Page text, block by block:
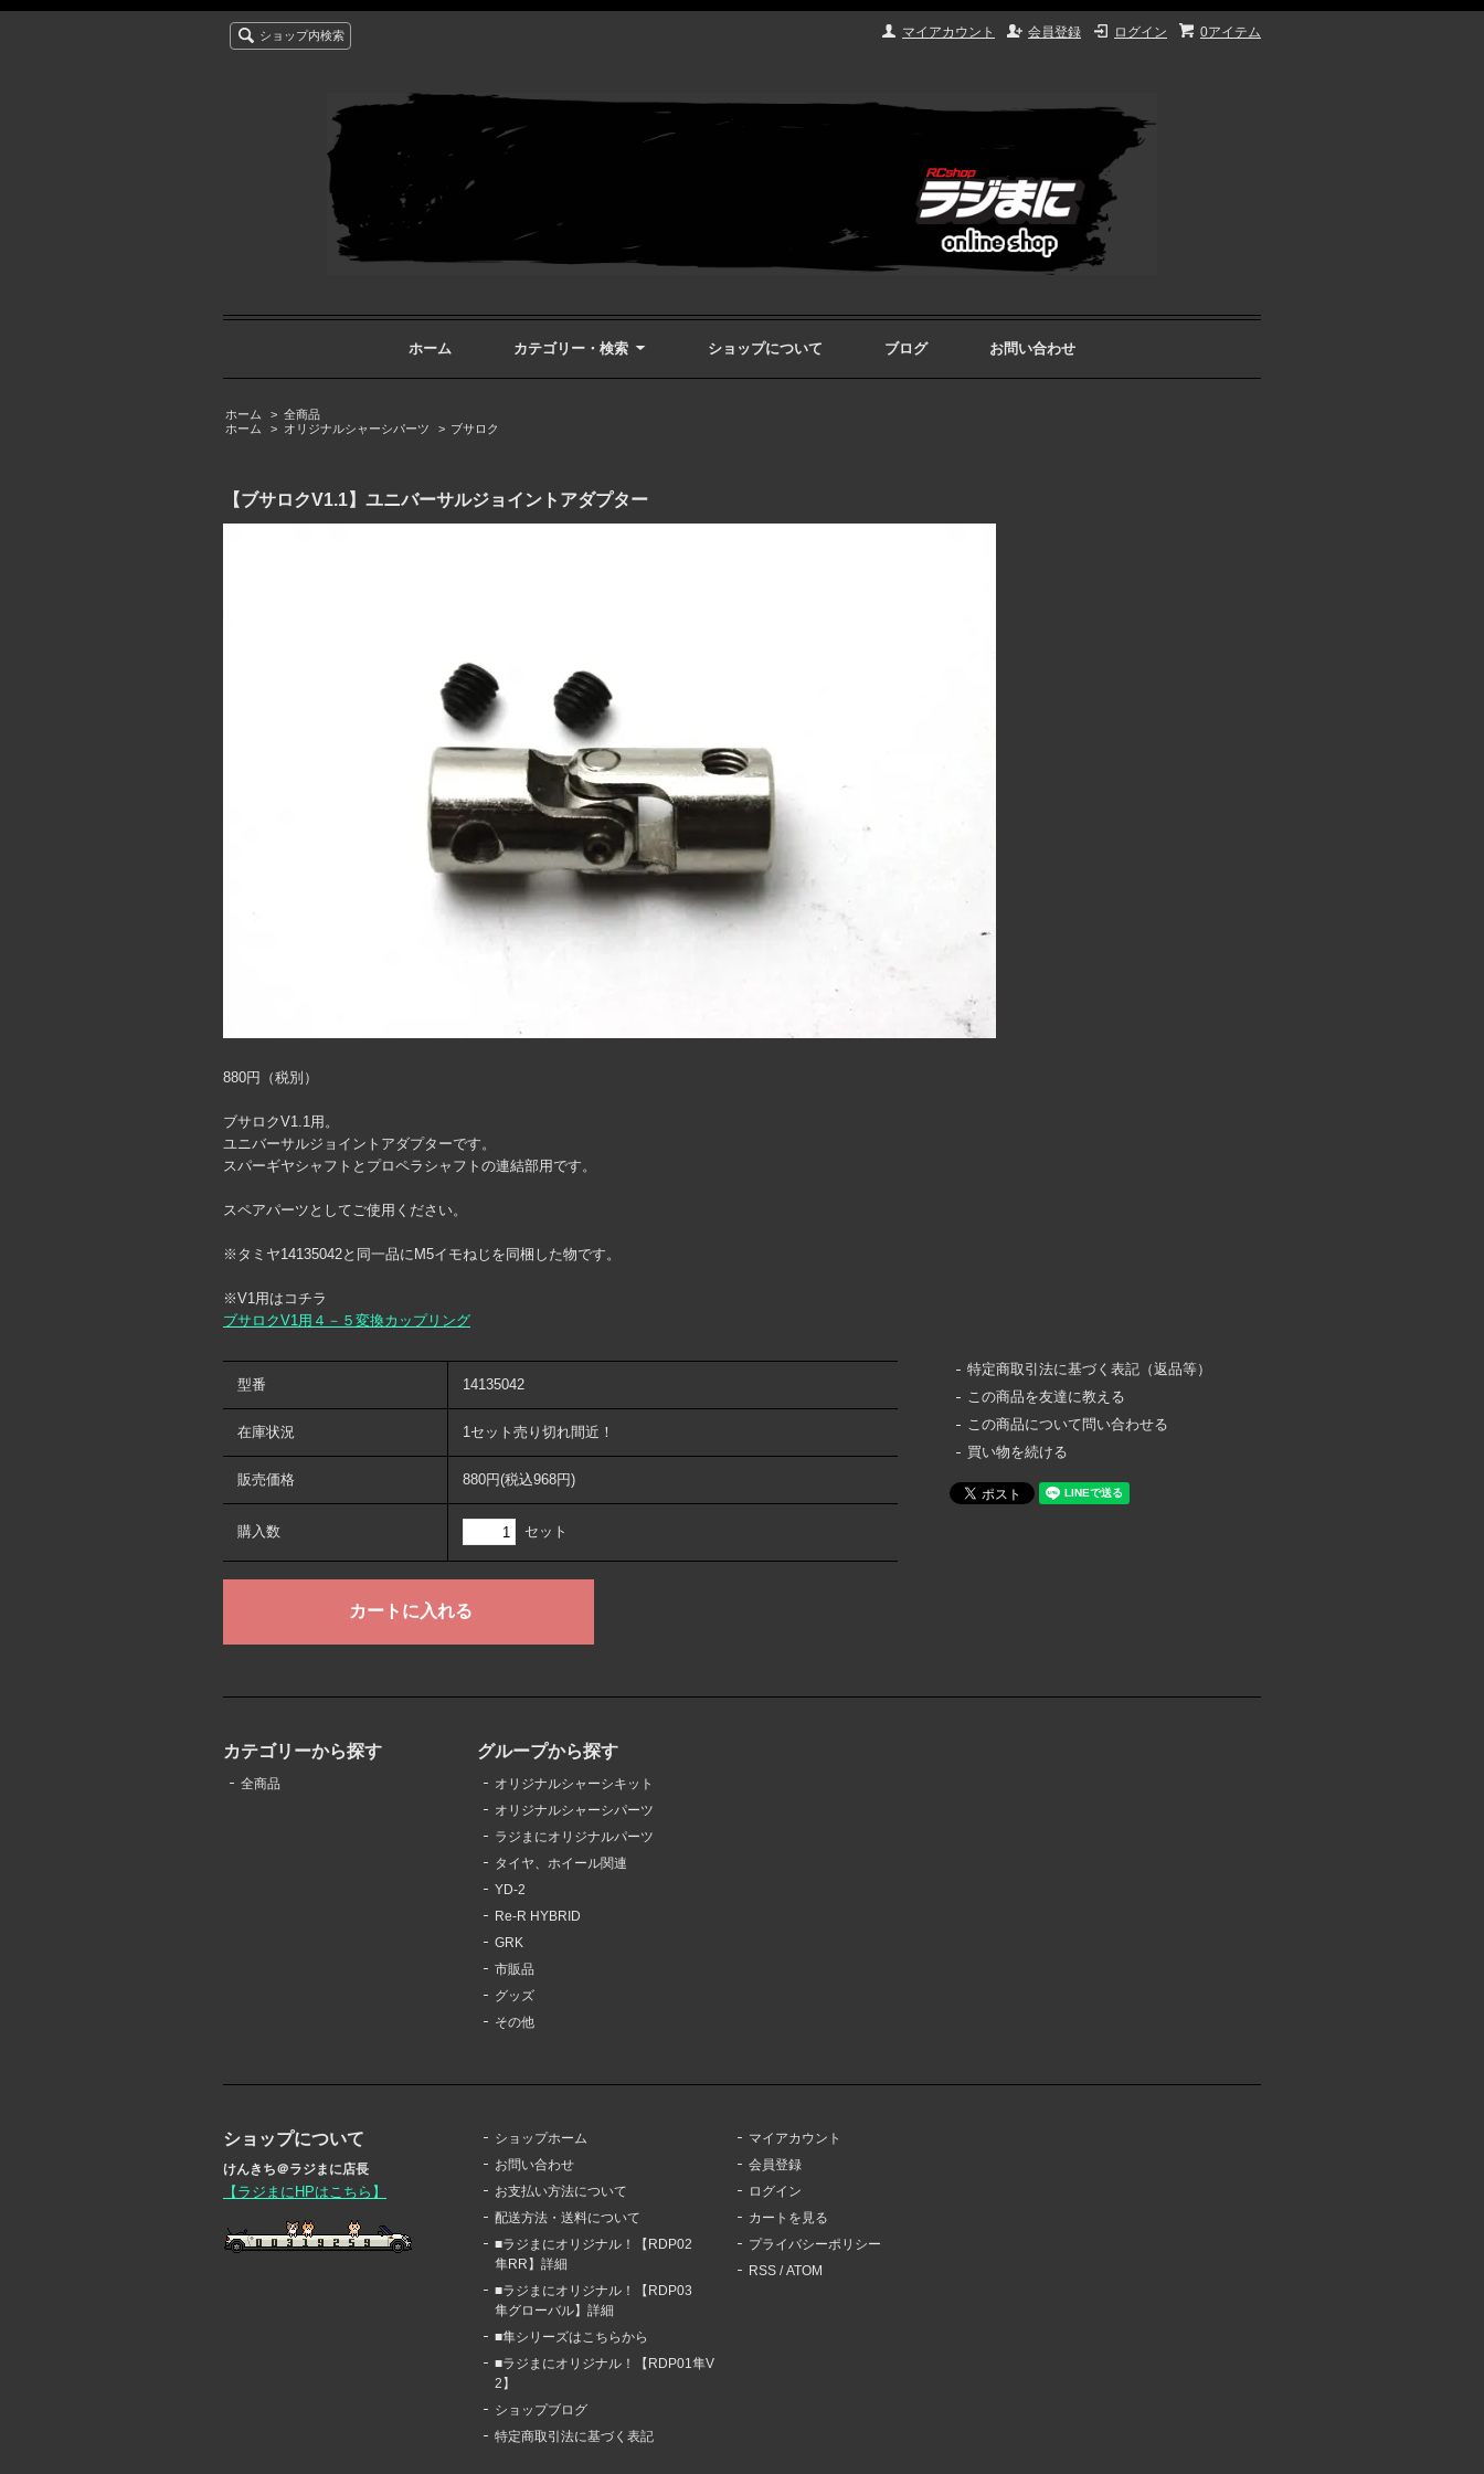
0アイテム
ログイン
会員登録
マイアカウント
ショップ内検索
ホーム カテゴリー・検索 ショップについて ブログ お問い合わせ
ホーム > 全商品
ホーム
> オリジナルシャーシパーツ > ブサロク
【ブサロクV1.1】ユニバーサルジョイントアダプター
880円（税別）
ブサロクV1.1用。
ユニバーサルジョイントアダプターです。
スパーギヤシャフトとプロペラシャフトの連結部用です。
スペアパーツとしてご使用ください。
※タミヤ14135042と同一品にM5イモねじを同梱した物です。
※V1用はコチラ
ブサロクV1用４－５変換カップリング
型番 14135042
在庫状況 1セット売り切れ間近！
販売価格 880円(税込968円)
購入数 セット
特定商取引法に基づく表記（返品等）
この商品を友達に教える
この商品について問い合わせる
買い物を続ける
カテゴリーから探す
全商品
グループから探す
オリジナルシャーシキット
オリジナルシャーシパーツ
ラジまにオリジナルパーツ
タイヤ、ホイール関連
YD-2
Re-R HYBRID
GRK
市販品
グッズ
その他
ショップについて
けんきち＠ラジまに店長
【ラジまにHPはこちら】
ショップホーム
お問い合わせ
お支払い方法について
配送方法・送料について
■ラジまにオリジナル！【RDP02
隼RR】詳細
■ラジまにオリジナル！【RDP03
隼グローバル】詳細
■隼シリーズはこちらから
■ラジまにオリジナル！【RDP01隼V
2】
ショップブログ
特定商取引法に基づく表記
マイアカウント
会員登録
ログイン
カートを見る
プライバシーポリシー
RSS /ATOM